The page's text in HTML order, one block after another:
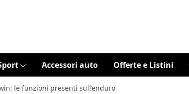
Accessori auto Offerte e Listini
le funzioni presenti sull’enduro